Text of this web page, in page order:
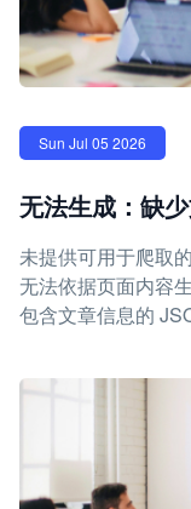
Sun Jul 05 2026
无法生成：缺
未提供可用于爬取
无法依据页面内容
包含文章信息的